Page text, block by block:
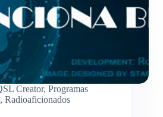
Creator, Programas
, Radioaficionados